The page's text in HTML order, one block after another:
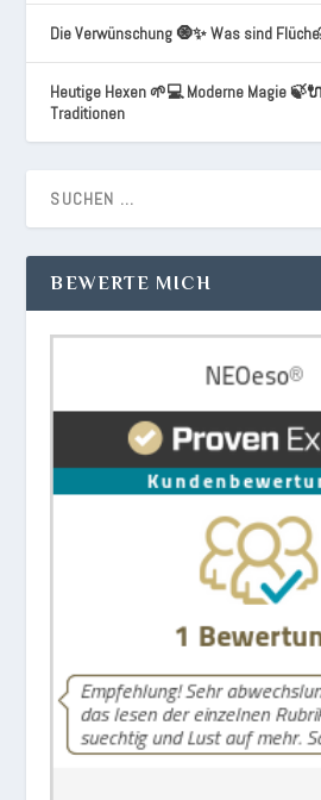
Die Verwünschung 🧿✨ Was sind
Heutige Hexen 🌱💻 Moderne Magie
Traditionen
BEWERTE MICH